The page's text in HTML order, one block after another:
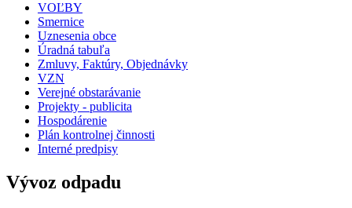
VOĽBY
Smernice
Uznesenia obce
Úradná tabuľa
Zmluvy, Faktúry, Objednávky
VZN
Verejné obstarávanie
Projekty - publicita
Hospodárenie
Plán kontrolnej činnosti
Interné predpisy
Vývoz odpadu